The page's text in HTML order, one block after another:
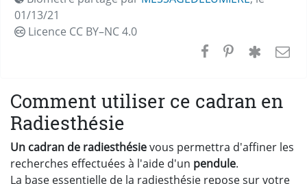
01/13/21
Licence CC BY–NC 4.0
Comment utiliser ce cadran en
Radiesthésie
Un cadran de radiesthésievous permettra d'affiner les
recherches effectuées à l'aide d'un pendule.
La base essentielle de la radiesthésie repose sur votre